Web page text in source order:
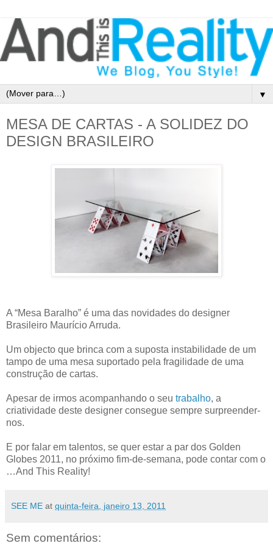
▼
MESA DE CARTAS - A SOLIDEZ DO
DESIGN BRASILEIRO
A “Mesa Baralho” é uma das novidades do designer
Brasileiro Maurício Arruda.
Um objecto que brinca com a suposta instabilidade de um
tampo de uma mesa suportado pela fragilidade de uma
construção de cartas.
Apesar de irmos acompanhando o seu trabalho, a
criatividade deste designer consegue sempre surpreender-
nos.
E por falar em talentos, se quer estar a par dos Golden
Globes 2011, no próximo fim-de-semana, pode contar com o
…And This Reality!
SEE ME at quinta-feira, janeiro 13, 2011
Sem comentários: